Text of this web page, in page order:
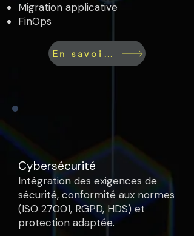
Migration applicative
FinOps
En savoir plus
Cybersécurité
Intégration des exigences de
sécurité, conformité aux normes
(ISO 27001, RGPD, HDS) et
protection adaptée.